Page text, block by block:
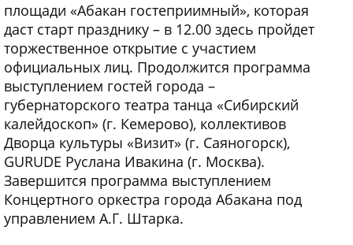
площади «Абакан гостеприимный», которая
даст старт празднику – в 12.00 здесь пройдет
торжественное открытие с участием
официальных лиц. Продолжится программа
выступлением гостей города –
губернаторского театра танца «Сибирский
калейдоскоп» (г. Кемерово), коллективов
Дворца культуры «Визит» (г. Саяногорск),
GURUDE Руслана Ивакина (г. Москва).
Завершится программа выступлением
Концертного оркестра города Абакана под
управлением А.Г. Штарка.